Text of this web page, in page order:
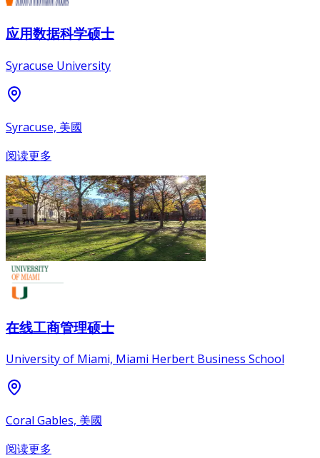
应用数据科学硕士
Syracuse University
Syracuse, 美國
阅读更多
在线工商管理硕士
University of Miami, Miami Herbert Business School
Coral Gables, 美國
阅读更多